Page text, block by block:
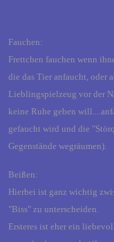
Fauchen:
Frettchen fauchen wenn
die das Tier anfaucht, oder
Lieblingspielzeug vor der
keine Ruhe geben
gefaucht wird und die
Gegenstände wegräumen).
Beißen:
Hierbei ist ganz wichtig
"Biss" zu unterscheiden.
Ersteres ist eher ein